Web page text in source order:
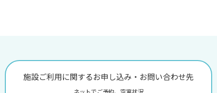
施設ご利用に関するお申し込み・お問い合わせ先
ネットでご予約、空室状況